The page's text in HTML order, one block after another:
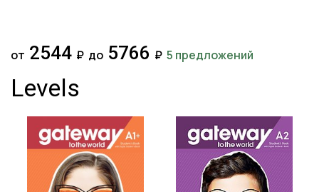
от 2544 ₽ до 5766 ₽ 5 предложений
Levels